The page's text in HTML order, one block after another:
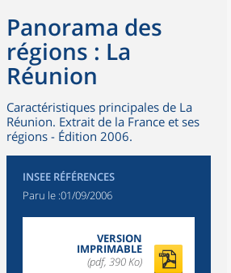
Panorama des
régions : La
Réunion
Caractéristiques principales de La
Réunion. Extrait de la France et ses
régions - Édition 2006.
INSEE RÉFÉRENCES
Paru le :01/09/2006
VERSION
IMPRIMABLE
(pdf, 390 Ko)